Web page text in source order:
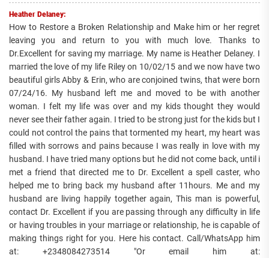
Heather Delaney:
How to Restore a Broken Relationship and Make him or her regret
leaving you and return to you with much love. Thanks to
Dr.Excellent for saving my marriage. My name is Heather Delaney. I
married the love of my life Riley on 10/02/15 and we now have two
beautiful girls Abby & Erin, who are conjoined twins, that were born
07/24/16. My husband left me and moved to be with another
woman. I felt my life was over and my kids thought they would
never see their father again. I tried to be strong just for the kids but I
could not control the pains that tormented my heart, my heart was
filled with sorrows and pains because I was really in love with my
husband. I have tried many options but he did not come back, until i
met a friend that directed me to Dr. Excellent a spell caster, who
helped me to bring back my husband after 11hours. Me and my
husband are living happily together again, This man is powerful,
contact Dr. Excellent if you are passing through any difficulty in life
or having troubles in your marriage or relationship, he is capable of
making things right for you. Here his contact. Call/WhatsApp him
at: +2348084273514 "Or email him at: